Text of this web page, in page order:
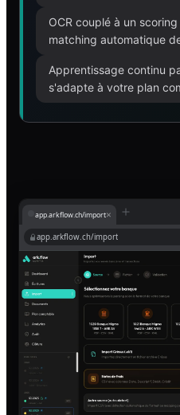
OCR couplé à un
matching automatique
Apprentissage continu
s'adapte à votre plan
app.arkflow.ch/import×
app.arkflow.ch/import